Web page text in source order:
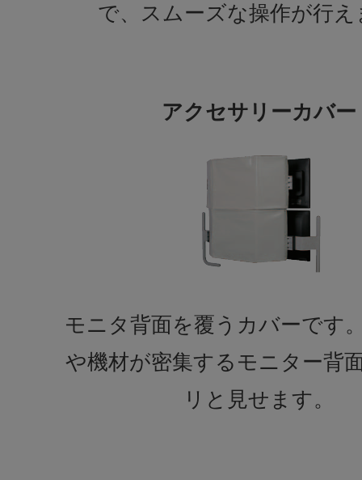
で、スムーズな操作が行え
アクセサリーカバー
モニタ背面を覆うカバーです
や機材が密集するモニター背
リと見せます。